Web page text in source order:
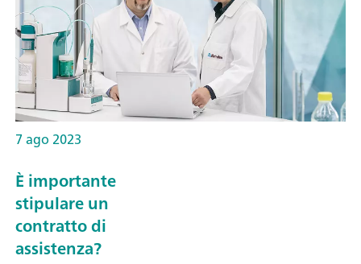
7 ago 2023
È importante
stipulare un
contratto di
assistenza?